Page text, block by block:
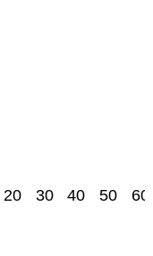
20 30 40 50 60